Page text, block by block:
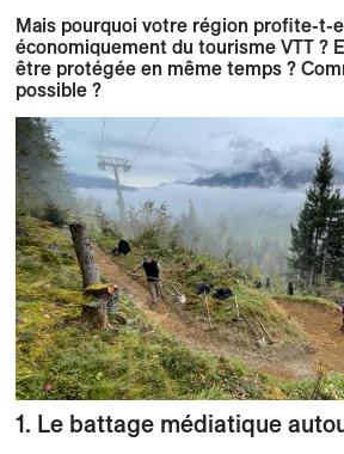
Mais pourquoi votre région profite-t-
économiquement du tourisme VTT ?
être protégée en même temps ?
possible ?
1. Le battage médiatique